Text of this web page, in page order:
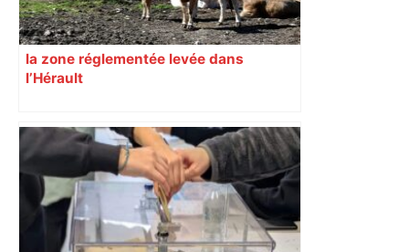
la zone réglementée levée dans
l’Hérault